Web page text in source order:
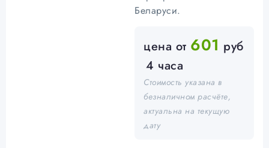
Беларуси.
цена от 601 руб
4 часа
Стоимость указана в
безналичном расчёте,
актуальна на текущую
дату